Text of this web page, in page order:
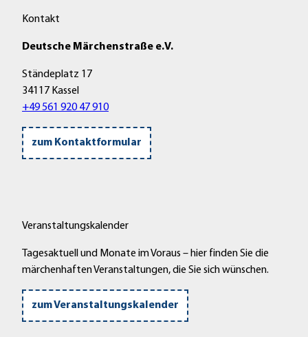
Kontakt
Deutsche Märchenstraße e.V.
Ständeplatz 17
34117 Kassel
+49 561 920 47 910
zum Kontaktformular
Veranstaltungskalender
Tagesaktuell und Monate im Voraus – hier finden Sie die
märchenhaften Veranstaltungen, die Sie sich wünschen.
zum Veranstaltungskalender